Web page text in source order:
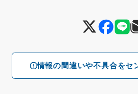
情報の間違いや不具合をセ